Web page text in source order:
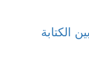
الكتابة